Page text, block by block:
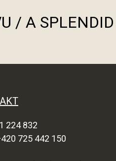
/ A
224 832
725 442 150